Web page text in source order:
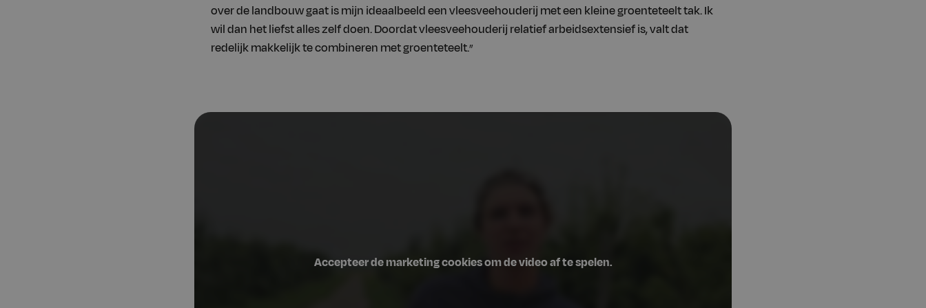
over de landbouw gaat is mijn ideaalbeeld een vleesveehouderij met een kleine groenteteelt tak. Ik
wil dan het liefst alles zelf doen. Doordat vleesveehouderij relatief arbeidsextensief is, valt dat
redelijk makkelijk te combineren met groenteteelt.”